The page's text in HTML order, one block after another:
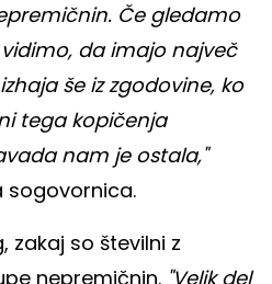
Če gledamo
da imajo največ
še iz zgodovine, ko
tega kopičenja
nam je ostala,"
sogovornica.
zakaj so številni z
nepremičnin. "Velik del